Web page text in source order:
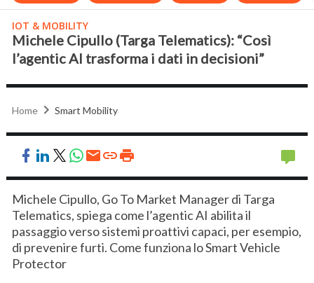
IOT & MOBILITY
Michele Cipullo (Targa Telematics): “Così
l’agentic AI trasforma i dati in decisioni”
Home Smart Mobility
Michele Cipullo, Go To Market Manager di Targa
Telematics, spiega come l’agentic AI abilita il
passaggio verso sistemi proattivi capaci, per esempio,
di prevenire furti. Come funziona lo Smart Vehicle
Protector